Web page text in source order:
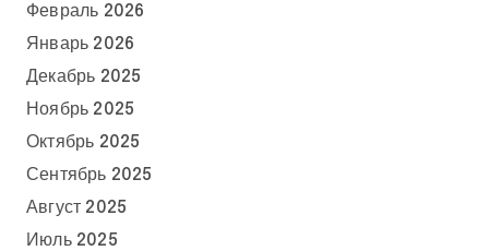
Февраль 2026
Январь 2026
Декабрь 2025
Ноябрь 2025
Октябрь 2025
Сентябрь 2025
Август 2025
Июль 2025